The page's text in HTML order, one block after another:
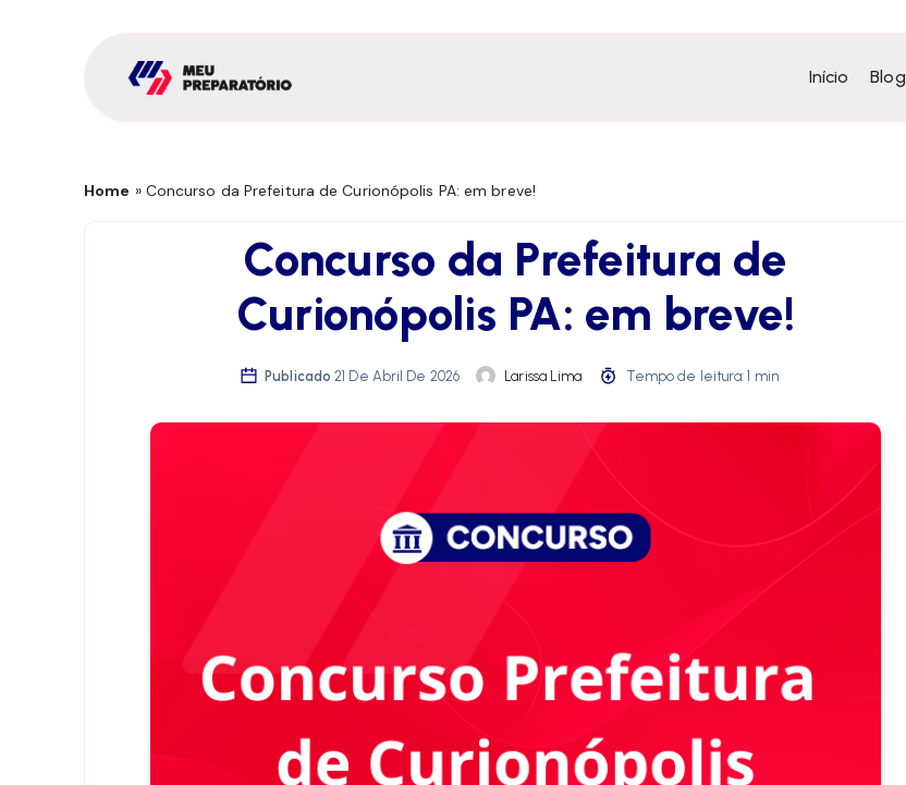
Início Blog
Home » Concurso da Prefeitura de Curionópolis PA: em breve!
Concurso da Prefeitura de
Curionópolis PA: em breve!
Publicado 21 De Abril De 2026 Larissa Lima Tempo de leitura: 1 min